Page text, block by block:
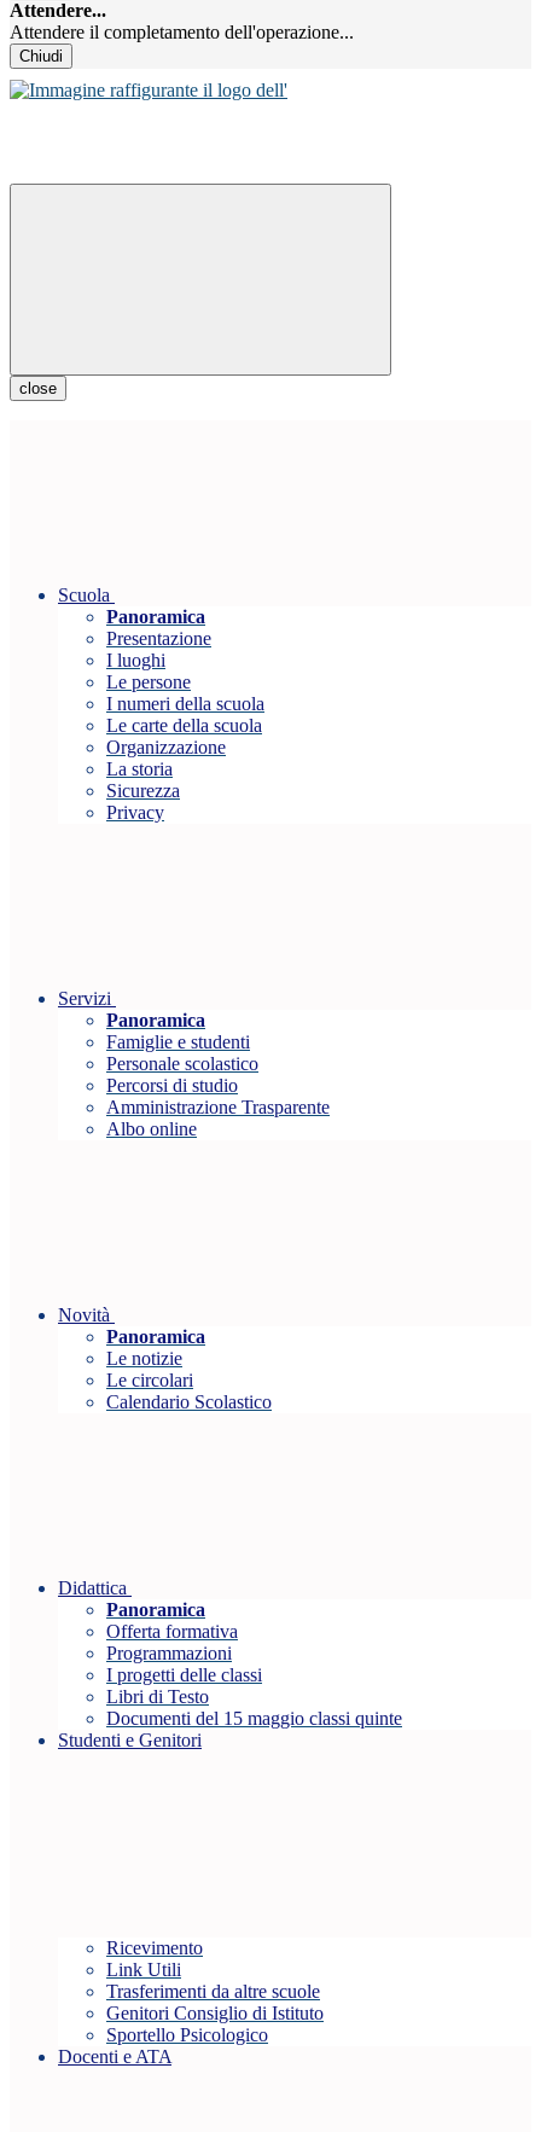
Attendere...
Attendere il completamento dell'operazione...
Chiudi
close
Scuola
Panoramica
Presentazione
I luoghi
Le persone
I numeri della scuola
Le carte della scuola
Organizzazione
La storia
Sicurezza
Privacy
Servizi
Panoramica
Famiglie e studenti
Personale scolastico
Percorsi di studio
Amministrazione Trasparente
Albo online
Novità
Panoramica
Le notizie
Le circolari
Calendario Scolastico
Didattica
Panoramica
Offerta formativa
Programmazioni
I progetti delle classi
Libri di Testo
Documenti del 15 maggio classi quinte
Studenti e Genitori
Ricevimento
Link Utili
Trasferimenti da altre scuole
Genitori Consiglio di Istituto
Sportello Psicologico
Docenti e ATA